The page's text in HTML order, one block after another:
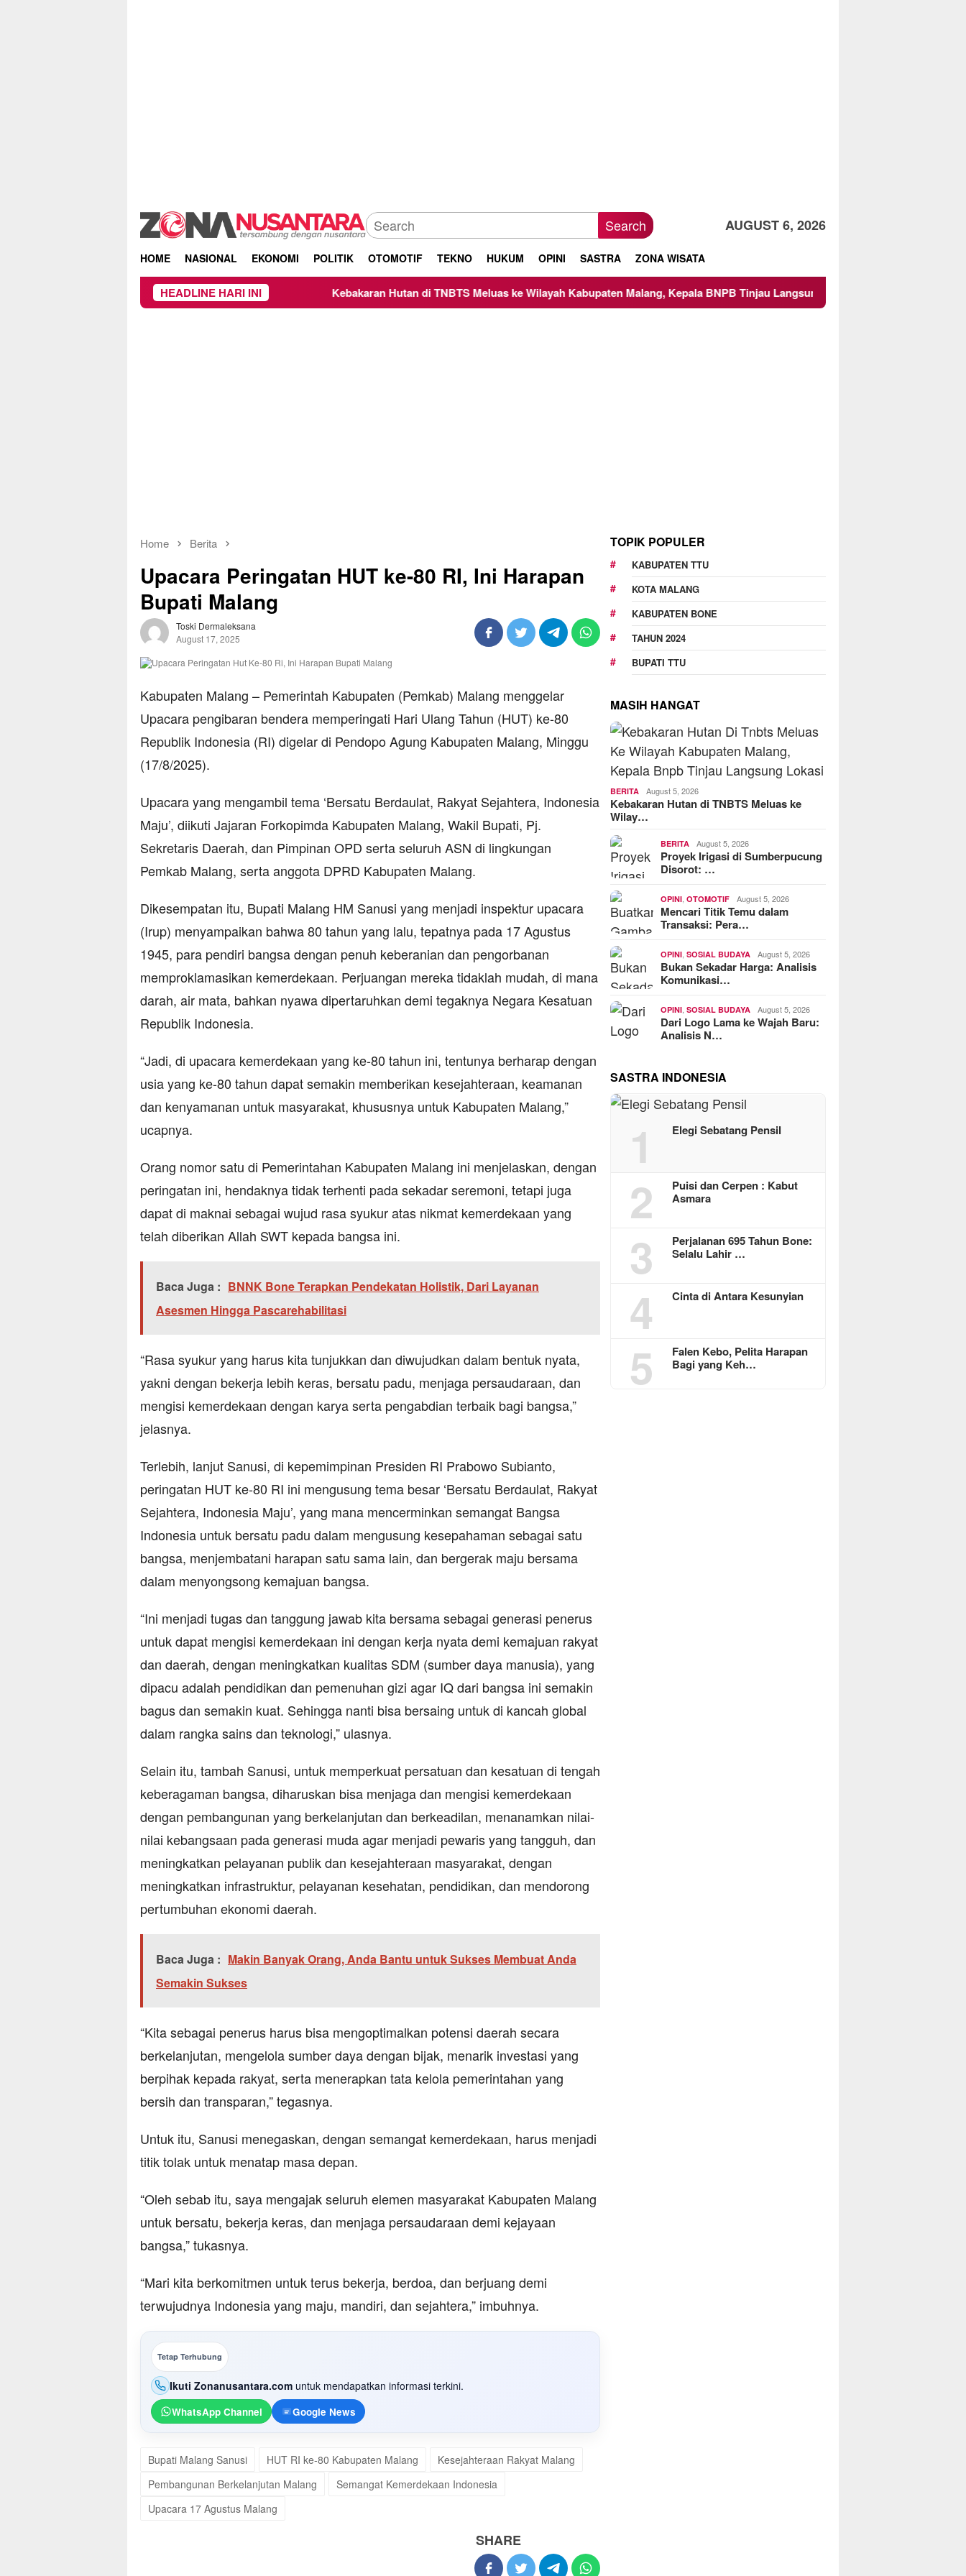
Search AUGUST 6, 2026
HOME NASIONAL EKONOMI POLITIK OTOMOTIF TEKNO HUKUM OPINI SASTRA ZONA WISATA
HEADLINE HARI INIKebakaran Hutan di TNBTS Meluas ke Wilayah Kabupaten Malang, Kepala BNPB Tinjau Langsung Lokasi
Home Berita
Upacara Peringatan HUT ke-80 RI, Ini Harapan
Bupati Malang
Toski Dermaleksana
August 17, 2025
Kabupaten Malang – Pemerintah Kabupaten (Pemkab) Malang menggelar
Upacara pengibaran bendera memperingati Hari Ulang Tahun (HUT) ke-80
Republik Indonesia (RI) digelar di Pendopo Agung Kabupaten Malang, Minggu
(17/8/2025).
Upacara yang mengambil tema ‘Bersatu Berdaulat, Rakyat Sejahtera, Indonesia
Maju’, diikuti Jajaran Forkopimda Kabupaten Malang, Wakil Bupati, Pj.
Sekretaris Daerah, dan Pimpinan OPD serta seluruh ASN di lingkungan
Pemkab Malang, serta anggota DPRD Kabupaten Malang.
Dikesempatan itu, Bupati Malang HM Sanusi yang menjadi inspektur upacara
(Irup) menyampaikan bahwa 80 tahun yang lalu, tepatnya pada 17 Agustus
1945, para pendiri bangsa dengan penuh keberanian dan pengorbanan
memproklamasikan kemerdekaan. Perjuangan mereka tidaklah mudah, di mana
darah, air mata, bahkan nyawa dipertaruhkan demi tegaknya Negara Kesatuan
Republik Indonesia.
“Jadi, di upacara kemerdekaan yang ke-80 tahun ini, tentunya berharap dengan
usia yang ke-80 tahun dapat semakin memberikan kesejahteraan, keamanan
dan kenyamanan untuk masyarakat, khususnya untuk Kabupaten Malang,”
ucapnya.
Orang nomor satu di Pemerintahan Kabupaten Malang ini menjelaskan, dengan
peringatan ini, hendaknya tidak terhenti pada sekadar seremoni, tetapi juga
dapat di maknai sebagai wujud rasa syukur atas nikmat kemerdekaan yang
telah diberikan Allah SWT kepada bangsa ini.
Baca Juga : BNNK Bone Terapkan Pendekatan Holistik, Dari Layanan
Asesmen Hingga Pascarehabilitasi
“Rasa syukur yang harus kita tunjukkan dan diwujudkan dalam bentuk nyata,
yakni dengan bekerja lebih keras, bersatu padu, menjaga persaudaraan, dan
mengisi kemerdekaan dengan karya serta pengabdian terbaik bagi bangsa,”
jelasnya.
Terlebih, lanjut Sanusi, di kepemimpinan Presiden RI Prabowo Subianto,
peringatan HUT ke-80 RI ini mengusung tema besar ‘Bersatu Berdaulat, Rakyat
Sejahtera, Indonesia Maju’, yang mana mencerminkan semangat Bangsa
Indonesia untuk bersatu padu dalam mengusung kesepahaman sebagai satu
bangsa, menjembatani harapan satu sama lain, dan bergerak maju bersama
dalam menyongsong kemajuan bangsa.
“Ini menjadi tugas dan tanggung jawab kita bersama sebagai generasi penerus
untuk dapat mengisi kemerdekaan ini dengan kerja nyata demi kemajuan rakyat
dan daerah, dengan meningkatkan kualitas SDM (sumber daya manusia), yang
dipacu adalah pendidikan dan pemenuhan gizi agar IQ dari bangsa ini semakin
bagus dan semakin kuat. Sehingga nanti bisa bersaing untuk di kancah global
dalam rangka sains dan teknologi,” ulasnya.
Selain itu, tambah Sanusi, untuk memperkuat persatuan dan kesatuan di tengah
keberagaman bangsa, diharuskan bisa menjaga dan mengisi kemerdekaan
dengan pembangunan yang berkelanjutan dan berkeadilan, menanamkan nilai-
nilai kebangsaan pada generasi muda agar menjadi pewaris yang tangguh, dan
meningkatkan pelayanan publik dan kesejahteraan masyarakat, dengan
meningkatkan infrastruktur, pelayanan kesehatan, pendidikan, dan mendorong
pertumbuhan ekonomi daerah.
Baca Juga : Makin Banyak Orang, Anda Bantu untuk Sukses Membuat Anda
Semakin Sukses
“Kita sebagai penerus harus bisa mengoptimalkan potensi daerah secara
berkelanjutan, mengelola sumber daya dengan bijak, menarik investasi yang
berpihak kepada rakyat, serta menerapkan tata kelola pemerintahan yang
bersih dan transparan,” tegasnya.
Untuk itu, Sanusi menegaskan, dengan semangat kemerdekaan, harus menjadi
titik tolak untuk menatap masa depan.
“Oleh sebab itu, saya mengajak seluruh elemen masyarakat Kabupaten Malang
untuk bersatu, bekerja keras, dan menjaga persaudaraan demi kejayaan
bangsa,” tukasnya.
“Mari kita berkomitmen untuk terus bekerja, berdoa, dan berjuang demi
terwujudnya Indonesia yang maju, mandiri, dan sejahtera,” imbuhnya.
Tetap Terhubung
Ikuti Zonanusantara.com untuk mendapatkan informasi terkini.
WhatsApp Channel Google News
Bupati Malang Sanusi HUT RI ke-80 Kabupaten Malang
Kesejahteraan Rakyat Malang
Pembangunan Berkelanjutan Malang
Semangat Kemerdekaan Indonesia
Upacara 17 Agustus Malang
SHARE
TOPIK POPULER
KABUPATEN TTU
KOTA MALANG
KABUPATEN BONE
TAHUN 2024
BUPATI TTU
MASIH HANGAT
BERITA August 5, 2026
Kebakaran Hutan di TNBTS Meluas ke
Wilay…
BERITA August 5, 2026
Proyek Irigasi di Sumberpucung
Disorot: …
OPINI ,OTOMOTIF August 5, 2026
Mencari Titik Temu dalam
Transaksi: Pera…
OPINI ,SOSIAL BUDAYA August 5, 2026
Bukan Sekadar Harga: Analisis
Komunikasi…
OPINI ,SOSIAL BUDAYA August 5, 2026
Dari Logo Lama ke Wajah Baru:
Analisis N…
SASTRA INDONESIA
1 Elegi Sebatang Pensil
2
Puisi dan Cerpen : Kabut
Asmara
3
Perjalanan 695 Tahun Bone:
Selalu Lahir …
4 Cinta di Antara Kesunyian
5
Falen Kebo, Pelita Harapan
Bagi yang Keh…